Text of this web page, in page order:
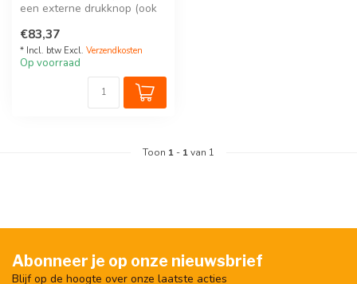
een externe drukknop (ook
Nik...
€83,37
* Incl. btw Excl. Verzendkosten
Op voorraad
Toon 1 - 1van 1
Abonneer je op onze nieuwsbrief
Blijf op de hoogte over onze laatste acties